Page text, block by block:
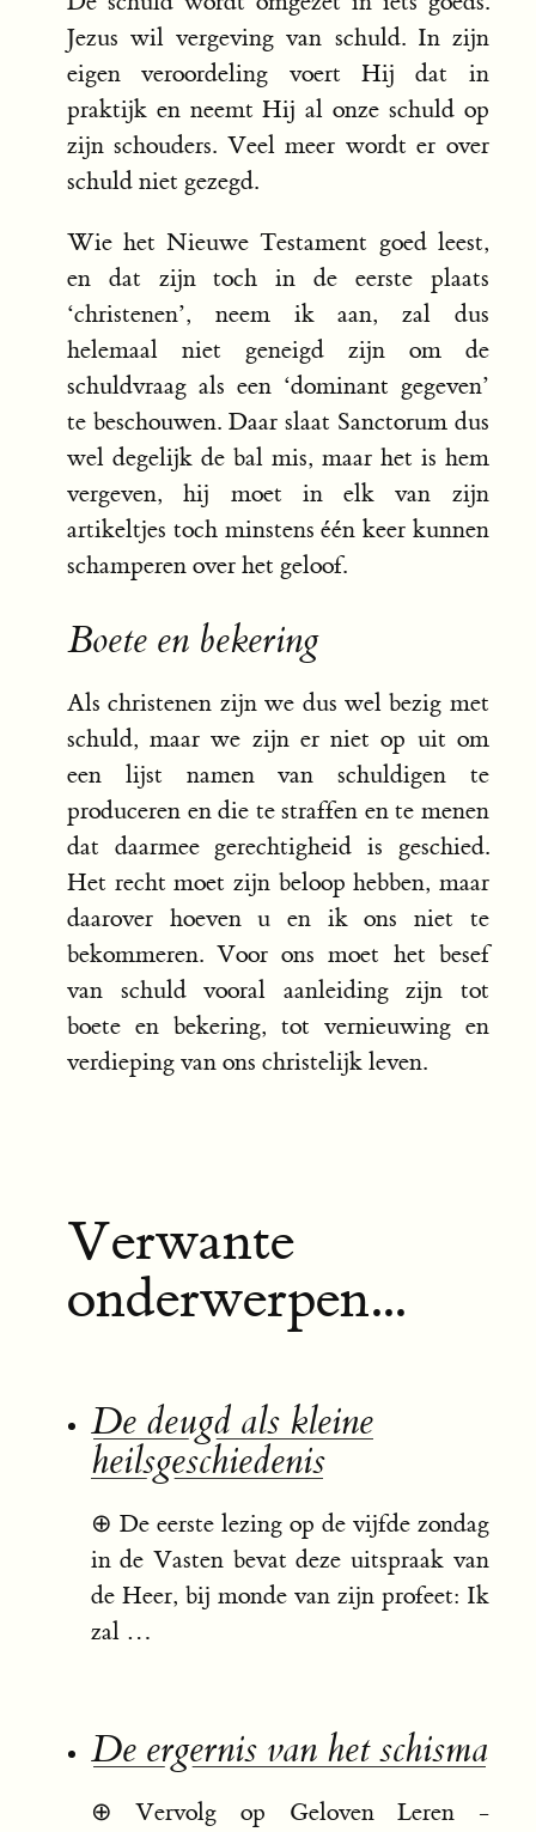
Jezus wil vergeving van schuld. In zijn
eigen veroordeling voert Hij dat in
praktijk en neemt Hij al onze schuld op
zijn schouders. Veel meer wordt er over
schuld niet gezegd.
Wie het Nieuwe Testament goed leest,
en dat zijn toch in de eerste plaats
‘christenen’, neem ik aan, zal dus
helemaal niet geneigd zijn om de
schuldvraag als een ‘dominant gegeven’
te beschouwen. Daar slaat Sanctorum dus
wel degelijk de bal mis, maar het is hem
vergeven, hij moet in elk van zijn
artikeltjes toch minstens één keer kunnen
schamperen over het geloof.
Boete en bekering
Als christenen zijn we dus wel bezig met
schuld, maar we zijn er niet op uit om
een lijst namen van schuldigen te
produceren en die te straffen en te menen
dat daarmee gerechtigheid is geschied.
Het recht moet zijn beloop hebben, maar
daarover hoeven u en ik ons niet te
bekommeren. Voor ons moet het besef
van schuld vooral aanleiding zijn tot
boete en bekering, tot vernieuwing en
verdieping van ons christelijk leven.
Verwante
onderwerpen...
De deugd als kleine
heilsgeschiedenis
⊕ De eerste lezing op de vijfde zondag
in de Vasten bevat deze uitspraak van
de Heer, bij monde van zijn profeet: Ik
zal …
De ergernis van het schisma
⊕Vervolg op Geloven Leren -